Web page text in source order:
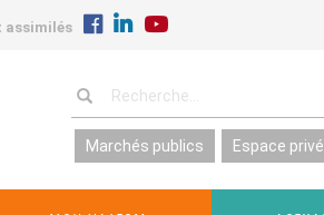
assimilés
Marchés publics Espace privé